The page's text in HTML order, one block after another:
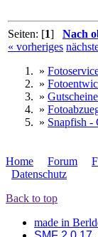
Seiten: [1] Nach
« vorheriges
»
»
»
»
» Snapfish -
Home Forum
Datenschutz
Back to top
made in